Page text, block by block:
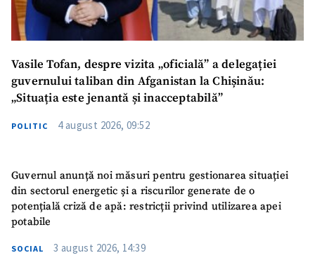
Vasile Tofan, despre vizita „oficială” a delegației
guvernului taliban din Afganistan la Chișinău:
„Situația este jenantă și inacceptabilă”
POLITIC 4 august 2026, 09:52
Guvernul anunță noi măsuri pentru gestionarea situației
din sectorul energetic și a riscurilor generate de o
potențială criză de apă: restricții privind utilizarea apei
potabile
SOCIAL 3 august 2026, 14:39